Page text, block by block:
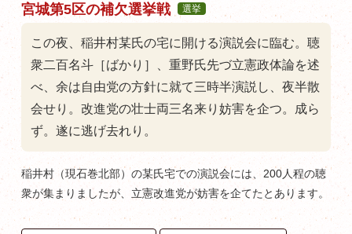
宮城第5区の補欠選挙戦 選挙
この夜、稲井村某氏の宅に開ける演説会に臨む。聴
衆二百名斗［ばかり］、重野氏先づ立憲政体論を述
べ、余は自由党の方針に就て三時半演説し、夜半散
会せり。改進党の壮士両三名来り妨害を企つ。成ら
ず。遂に逃げ去れり。
稲井村（現石巻北部）の某氏宅での演説会には、200人程の聴
衆が集まりましたが、立憲改進党が妨害を企てたとあります。